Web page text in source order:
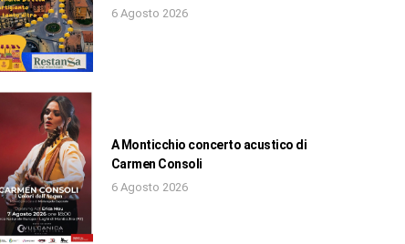
6 Agosto 2026
A Monticchio concerto acustico di
Carmen Consoli
6 Agosto 2026